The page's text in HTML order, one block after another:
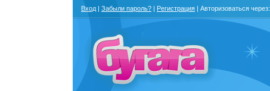
Вход | Забыли пароль? | Регистрация | Авторизоваться через: